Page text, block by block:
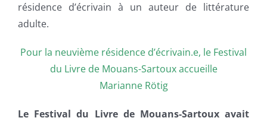
résidence d’écrivain à un auteur de littérature
adulte.
Pour la neuvième résidence d’écrivain.e, le Festival
du Livre de Mouans-Sartoux accueille
Marianne Rötig
Le Festival du Livre de Mouans-Sartoux avait